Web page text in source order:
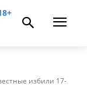
избили 17-